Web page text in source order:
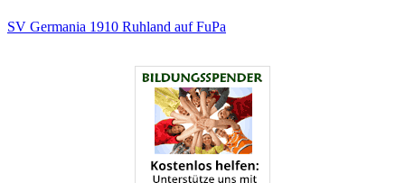
SV Germania 1910 Ruhland auf FuPa